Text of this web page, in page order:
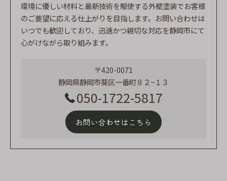
環境に優しい材料と最新技術を駆使する外壁塗装でお客様
のご要望に応える仕上がりを目指します。お問い合わせは
いつでも歓迎しており、迅速かつ親切な対応を静岡市にて
心がけながら取り組みます。
〒420-0071
静岡県静岡市葵区一番町８２−１３
050-1722-5817
お問い合わせはこちら